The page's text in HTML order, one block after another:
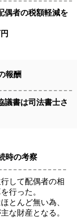
偶者の税額軽減を
報酬
議書は司法書士さ
時の考察
して配偶者の相
行った。
とんど無い為、
な財産となる。